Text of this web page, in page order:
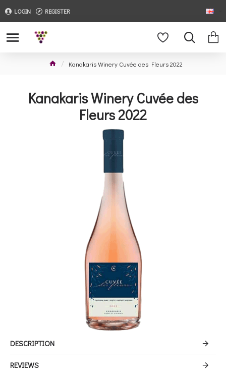
LOGIN REGISTER
Kanakaris Winery Cuvée des Fleurs 2022
Kanakaris Winery Cuvée des
Fleurs 2022
DESCRIPTION
REVIEWS